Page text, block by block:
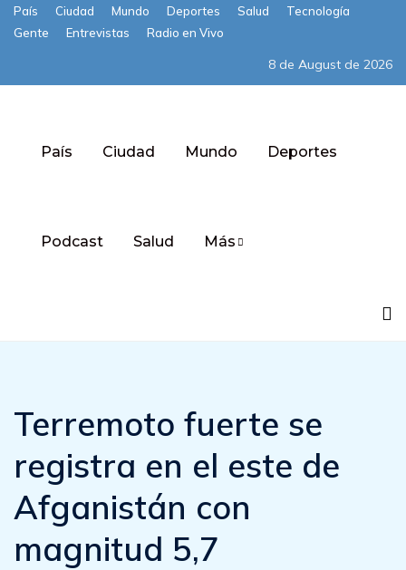
País Ciudad Mundo Deportes Salud
Tecnología
Gente
Entrevistas Radio en Vivo
8 de August de 2026
País Ciudad Mundo Deportes
Podcast Salud Más
Terremoto fuerte se
registra en el este de
Afganistán con
magnitud 5,7